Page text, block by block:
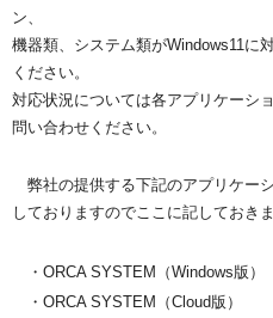
ン、
機器類、システム類がWindows11に
ください。
対応状況については各アプリケーシ
問い合わせください。
弊社の提供する下記のアプリケー
しておりますのでここに記しておきま
・ORCA SYSTEM（Windows版）
・ORCA SYSTEM（Cloud版）